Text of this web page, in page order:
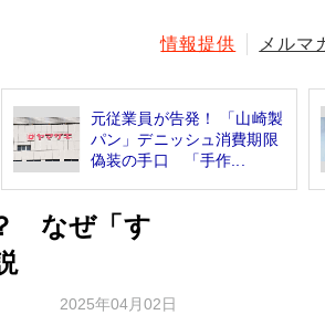
情報提供 メルマ
元従業員が告発！ 「山崎製
パン」デニッシュ消費期限
偽装の手口 「手作...
なぜ「す
2025年04月02日